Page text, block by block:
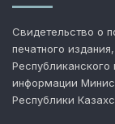
Свидетельство о
печатного
Республиканского
информации
Республики